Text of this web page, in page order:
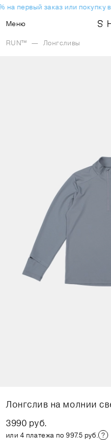
на первый заказ или покупку
Меню
RUN™ — Лонгсливы
Лонгслив на молнии
3990 руб.
или 4 платежа по 997.5 руб.